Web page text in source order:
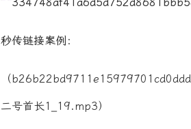
秒传链接案例：
（
二号首长1_19.mp3）